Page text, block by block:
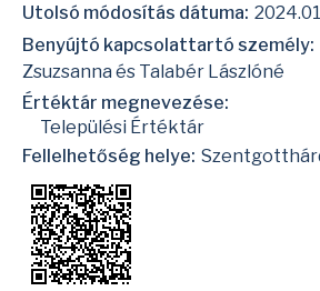
Utolsó módosítás dátuma:
Benyújtó kapcsolattartó személy:
Zsuzsanna és Talabér Lászlóné
Értéktár megnevezése:
Települési Értéktár
Fellelhetőség helye: